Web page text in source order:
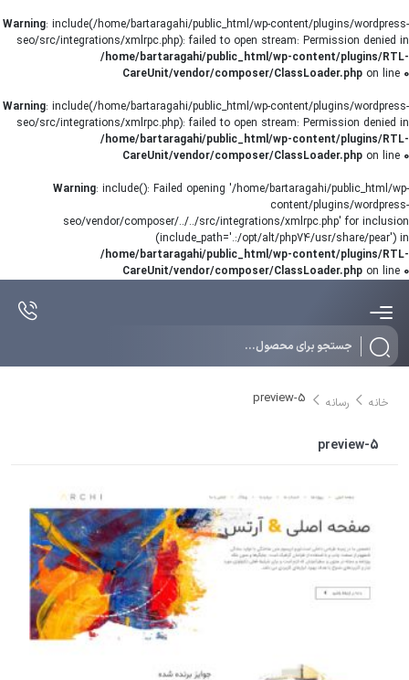
Warning: include(/home/bartaragahi/public_html/wp-content/plugins/wordpress-
seo/src/integrations/xmlrpc.php): failed to open stream: Permission denied in
/home/bartaragahi/public_html/wp-content/plugins/RTL-
CareUnit/vendor/composer/ClassLoader.php on line 0
Warning: include(/home/bartaragahi/public_html/wp-content/plugins/wordpress-
seo/src/integrations/xmlrpc.php): failed to open stream: Permission denied in
/home/bartaragahi/public_html/wp-content/plugins/RTL-
CareUnit/vendor/composer/ClassLoader.php on line 0
Warning: include(): Failed opening '/home/bartaragahi/public_html/wp-
content/plugins/wordpress-
seo/vendor/composer/../../src/integrations/xmlrpc.php' for inclusion
(include_path='.:/opt/alt/php74/usr/share/pear') in
/home/bartaragahi/public_html/wp-content/plugins/RTL-
CareUnit/vendor/composer/ClassLoader.php on line 0
خانه رسانه preview-5
preview-5